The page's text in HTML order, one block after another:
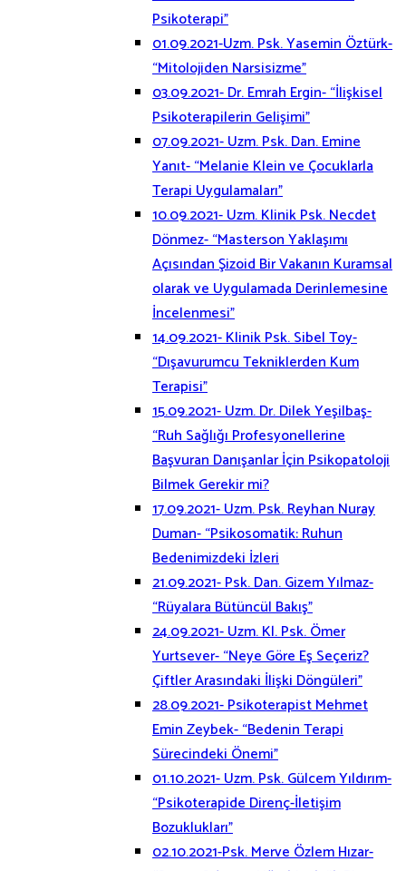
Psikoterapi”
01.09.2021-Uzm. Psk. Yasemin Öztürk-
“Mitolojiden Narsisizme”
03.09.2021- Dr. Emrah Ergin- “İlişkisel
Psikoterapilerin Gelişimi”
07.09.2021- Uzm. Psk. Dan. Emine
Yanıt- “Melanie Klein ve Çocuklarla
Terapi Uygulamaları”
10.09.2021- Uzm. Klinik Psk. Necdet
Dönmez- “Masterson Yaklaşımı
Açısından Şizoid Bir Vakanın Kuramsal
olarak ve Uygulamada Derinlemesine
İncelenmesi”
14.09.2021- Klinik Psk. Sibel Toy-
“Dışavurumcu Tekniklerden Kum
Terapisi”
15.09.2021- Uzm. Dr. Dilek Yeşilbaş-
“Ruh Sağlığı Profesyonellerine
Başvuran Danışanlar İçin Psikopatoloji
Bilmek Gerekir mi?
17.09.2021- Uzm. Psk. Reyhan Nuray
Duman- “Psikosomatik: Ruhun
Bedenimizdeki İzleri
21.09.2021- Psk. Dan. Gizem Yılmaz-
“Rüyalara Bütüncül Bakış”
24.09.2021- Uzm. Kl. Psk. Ömer
Yurtsever- “Neye Göre Eş Seçeriz?
Çiftler Arasındaki İlişki Döngüleri”
28.09.2021- Psikoterapist Mehmet
Emin Zeybek- “Bedenin Terapi
Sürecindeki Önemi”
01.10.2021- Uzm. Psk. Gülcem Yıldırım-
“Psikoterapide Direnç-İletişim
Bozuklukları”
02.10.2021-Psk. Merve Özlem Hızar-